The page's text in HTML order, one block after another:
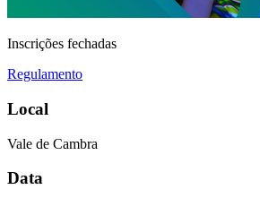
Inscrições fechadas
Regulamento
Local
Vale de Cambra
Data